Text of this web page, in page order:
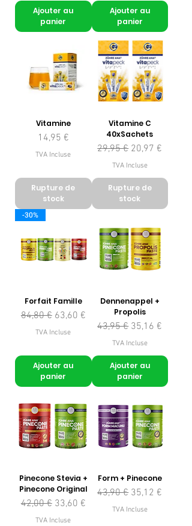
Ajouter au
panier
Ajouter au
panier
Vitamine
Prix
14,95 €
TVA Incluse
Rupture de
stock
Vitamine C
40xSachets
Prix original
29,95 € Prix
20,97 €
TVA Incluse
Rupture de
stock
-30%
Forfait Famille
Prix original
84,80 € Prix promotionnel
63,60 €
TVA Incluse
Ajouter au
panier
Dennenappel +
Propolis
Prix original
43,95 € Prix
35,16 €
TVA Incluse
Ajouter au
panier
Pinecone Stevia +
Pinecone Original
Prix original
42,00 € Prix promotionnel
33,60 €
TVA Incluse
Form + Pinecone
Prix original
43,90 € Prix
35,12 €
TVA Incluse